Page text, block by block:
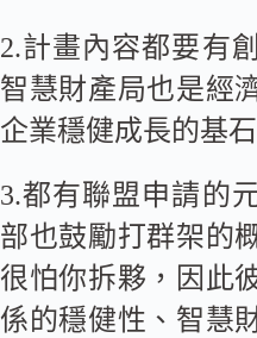
2.計畫內容都要有
智慧財產局也是經
企業穩健成長的基石
3.都有聯盟申請的
部也鼓勵打群架的
很怕你拆夥，因此
係的穩健性、智慧